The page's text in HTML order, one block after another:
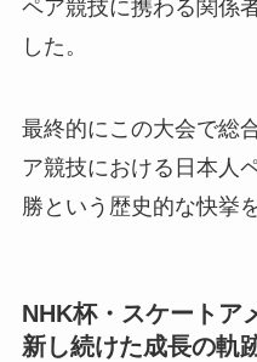
ペア競技に携わる関係
した。
最終的にこの大会で総
ア競技における日本人
勝という歴史的な快挙
NHK杯・スケートア
新し続けた成長の軌